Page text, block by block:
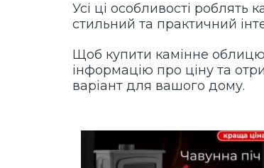
Усі ці особливості
стильний та практичний
Щоб купити камінне
інформацію про ціну та
варіант для вашого дому.